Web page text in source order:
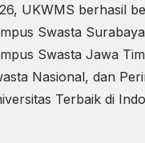
UKWMS berhasil
Swasta
Swasta Jawa
Nasional, dan
Terbaik di